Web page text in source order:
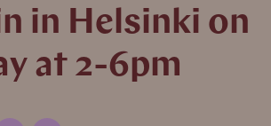
in Helsinki on
at 2-6pm